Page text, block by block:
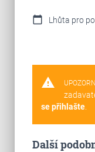
calendar_today Lhůta pro
warning
se přihlašte.
Další